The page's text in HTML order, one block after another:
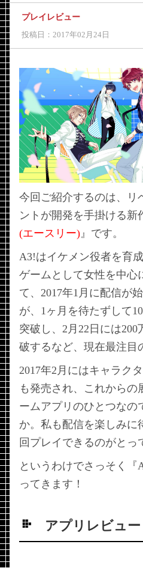
プレイレビュー
投稿日：2017年02月24日
今回ご紹介するのは、リ
ントが開発を手掛ける新
(エースリー)』です。
A3!はイケメン役者を育
ゲームとして女性を中心
て、2017年1月に配信が
が、1ヶ月を待たずして
突破し、2月22日には
破するなど、現在最注目
2017年2月にはキャラク
も発売され、これからの
ームアプリのひとつなの
か。私も配信を楽しみに
回プレイできるのがとっ
というわけでさっそく
ってきます！
アプリレビュー